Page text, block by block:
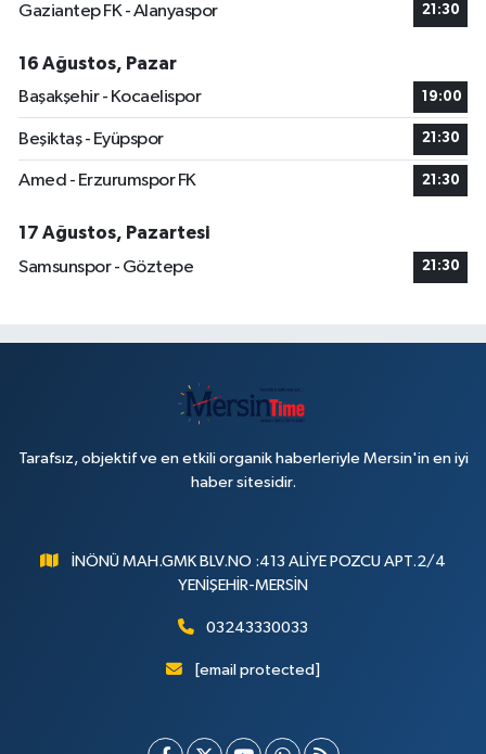
Gaziantep FK - Alanyaspor 21:30
16 Ağustos, Pazar
Başakşehir - Kocaelispor
19:00
Beşiktaş - Eyüpspor 21:30
Amed - Erzurumspor FK 21:30
17 Ağustos, Pazartesi
Samsunspor - Göztepe
21:30
Tarafsız, objektif ve en etkili organik haberleriyle Mersin'in en iyi
haber sitesidir.
İNÖNÜ MAH.GMK BLV.NO :413 ALİYE POZCU APT.2/4
YENİŞEHİR-MERSİN
03243330033
[email protected]